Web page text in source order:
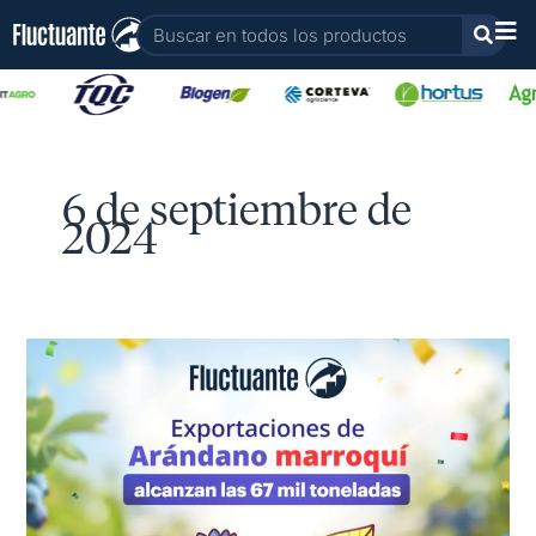
contenido
Buscar
6 de septiembre de
2024
Exportaciones
de
arándano
Marroquí
alcanzan
las
67